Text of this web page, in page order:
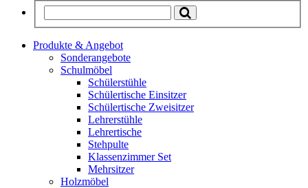
Produkte & Angebot
Sonderangebote
Schulmöbel
Schülerstühle
Schülertische Einsitzer
Schülertische Zweisitzer
Lehrerstühle
Lehrertische
Stehpulte
Klassenzimmer Set
Mehrsitzer
Holzmöbel